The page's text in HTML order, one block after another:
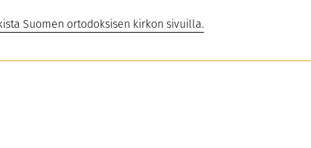
Suomen ortodoksisen kirkon sivuilla.